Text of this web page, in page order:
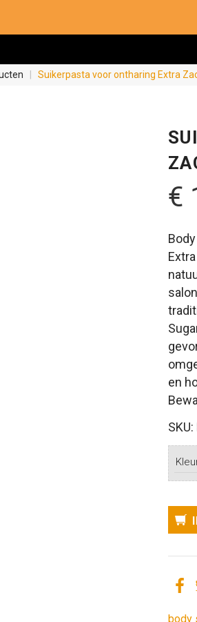
Suikerpasta voor ontharing Extra
€
en
body